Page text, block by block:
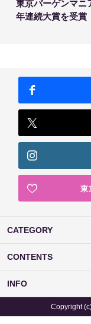
東京バーゲンマニ
年連続大賞を受賞
東
CATEGORY
CONTENTS
INFO
Copyright